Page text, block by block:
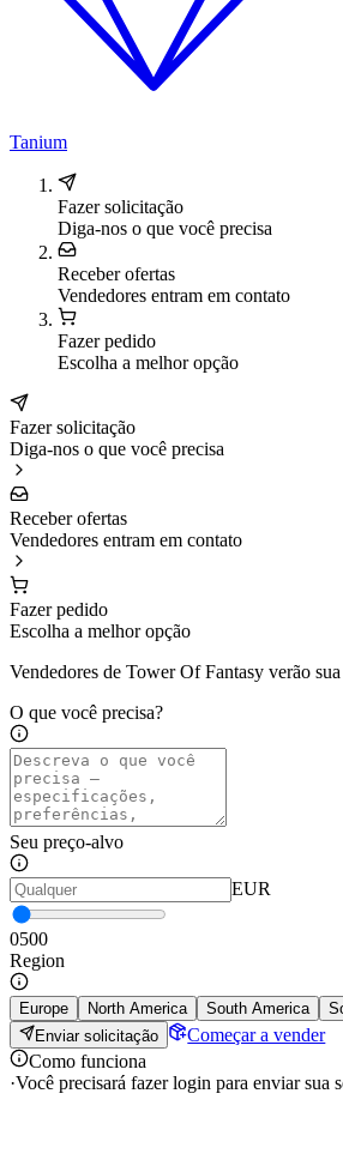
Tanium
Fazer solicitação
Diga-nos o que você precisa
Receber ofertas
Vendedores entram em contato
Fazer pedido
Escolha a melhor opção
Fazer solicitação
Diga-nos o que você precisa
Receber ofertas
Vendedores entram em contato
Fazer pedido
Escolha a melhor opção
Vendedores de Tower Of Fantasy verão
O que você precisa?
Seu preço-alvo
EUR
0500
Region
Europe North America South America
Enviar solicitação
Começar a vender
Como funciona
·Você precisará fazer login para enviar sua